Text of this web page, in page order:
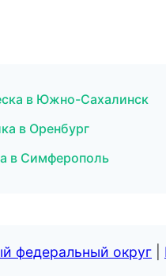
в Южно-Сахалинск
в Оренбург
в Симферополь
федеральный округ